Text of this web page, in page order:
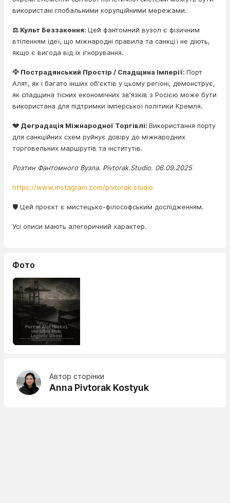
використані глобальними корупційними мережами.
⚖️ Культ Беззаконня: Цей фантомний вузол є фізичним
втіленням ідеї, що міжнародні правила та санкції не діють,
якщо є вигода від їх ігнорування.
🦅 Пострадянський Простір / Спадщина Імперії: Порт
Алят, як і багато інших об'єктів у цьому регіоні, демонструє,
як спадщина тісних економічних зв'язків з Росією може бути
використана для підтримки імперської політики Кремля.
💔 Деградація Міжнародної Торгівлі: Використання порту
для санкційних схем руйнує довіру до міжнародних
торговельних маршрутів та інститутів.
Розтин Фантомного Вузла. Pivtorak.Studio. 06.09.2025
https://www.instagram.com/pivtorak.studio
🛡️ Цей проєкт є мистецько-філософським дослідженням.
Усі описи мають алегоричний характер.
Фото
Автор сторінки
Anna Pivtorak Kostyuk